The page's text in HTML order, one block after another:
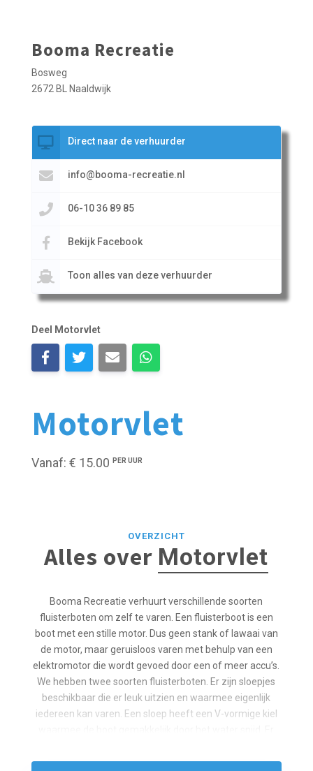
Motorvlet
Vanaf: € 15.00 PER UUR
Booma Recreatie
Bosweg
2672 BL Naaldwijk
Direct naar de verhuurder
info@booma-recreatie.nl
06-10 36 89 85
Bekijk Facebook
Toon alles van deze verhuurder
Deel Motorvlet
OVERZICHT
Alles over Motorvlet
Booma Recreatie verhuurt verschillende soorten
fluisterboten om zelf te varen. Een fluisterboot is een
boot met een stille motor. Dus geen stank of lawaai van
de motor, maar geruisloos varen met behulp van een
elektromotor die wordt gevoed door een of meer accu’s.
We hebben twee soorten fluisterboten. Er zijn sloepjes
beschikbaar die er leuk uitzien en waarmee eigenlijk
iedereen kan varen. Een sloep heeft een V-vormige kiel
bootlengte is 4 meter.